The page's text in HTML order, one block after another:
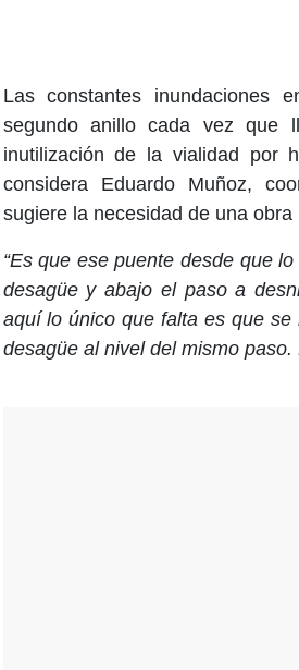
Las constantes inundaciones
segundo anillo cada vez que
inutilización de la vialidad por
considera Eduardo Muñoz,
sugiere la necesidad de una
“Es que ese puente desde que
desagüe y abajo el paso a
aquí lo único que falta es que
desagüe al nivel del mismo